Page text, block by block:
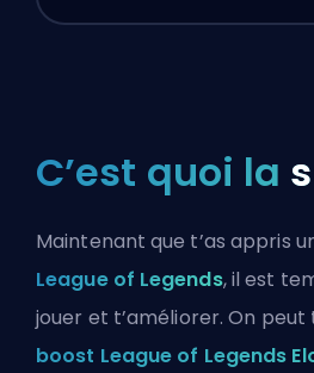
C’est quoi la
Maintenant que t’as appris
League of Legends, il est
jouer et t’améliorer. On peut
boost League of Legends